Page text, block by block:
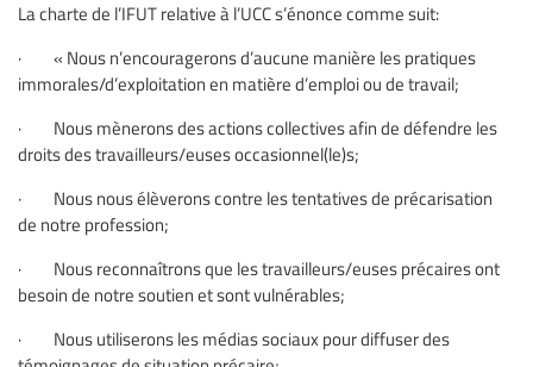
La charte de l’IFUT relative à l’UCC s’énonce comme suit:
· « Nous n’encouragerons d’aucune manière les pratiques
immorales/d’exploitation en matière d’emploi ou de travail;
· Nous mènerons des actions collectives afin de défendre les
droits des travailleurs/euses occasionnel(le)s;
· Nous nous élèverons contre les tentatives de précarisation
de notre profession;
· Nous reconnaîtrons que les travailleurs/euses précaires ont
besoin de notre soutien et sont vulnérables;
· Nous utiliserons les médias sociaux pour diffuser des